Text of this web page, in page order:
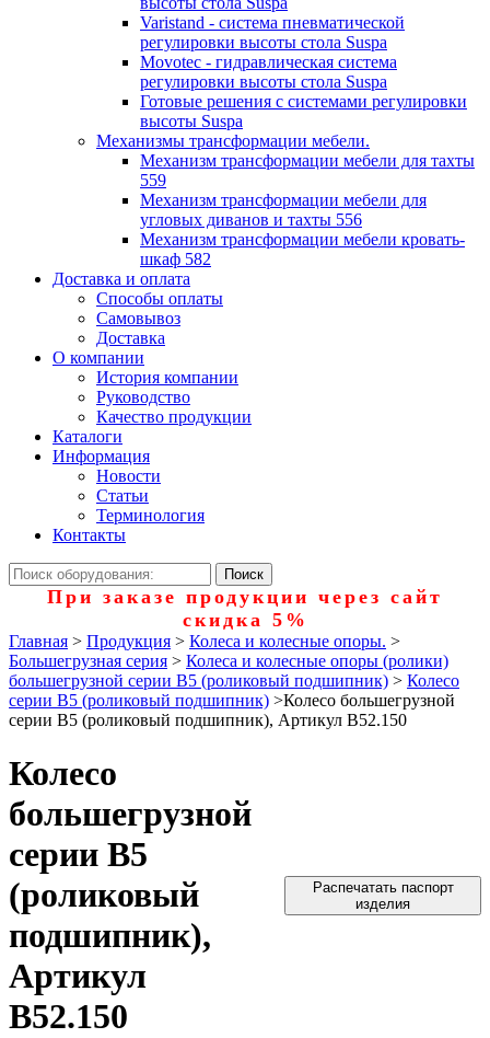
Varistand - система пневматической
регулировки высоты стола Suspa
Movotec - гидравлическая система
регулировки высоты стола Suspa
Готовые решения с системами регулировки
высоты Suspa
Механизмы трансформации мебели.
Механизм трансформации мебели для тахты
559
Механизм трансформации мебели для
угловых диванов и тахты 556
Механизм трансформации мебели кровать-
шкаф 582
Доставка и оплата
Способы оплаты
Самовывоз
Доставка
О компании
История компании
Руководство
Качество продукции
Каталоги
Информация
Новости
Статьи
Терминология
Контакты
При заказе продукции через сайт
скидка 5%
Главная > Продукция > Колеса и колесные опоры. >
Большегрузная серия > Колеса и колесные опоры (ролики)
большегрузной серии В5 (роликовый подшипник) > Колесо
серии B5 (роликовый подшипник) >Колесо большегрузной
серии B5 (роликовый подшипник), Артикул B52.150
Колесо
большегрузной
серии B5
(роликовый
подшипник),
Артикул
B52.150
Распечатать паспорт
изделия